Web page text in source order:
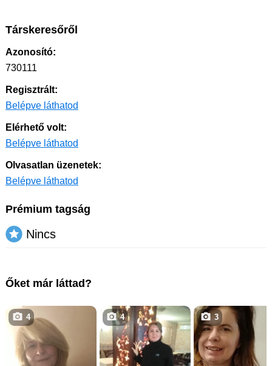
Társkeresőről
Azonosító:
730111
Regisztrált:
Belépve láthatod
Elérhető volt:
Belépve láthatod
Olvasatlan üzenetek:
Belépve láthatod
Prémium tagság
Nincs
Őket már láttad?
4 4 3